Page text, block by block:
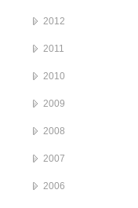
2012
2011
2010
2009
2008
2007
2006